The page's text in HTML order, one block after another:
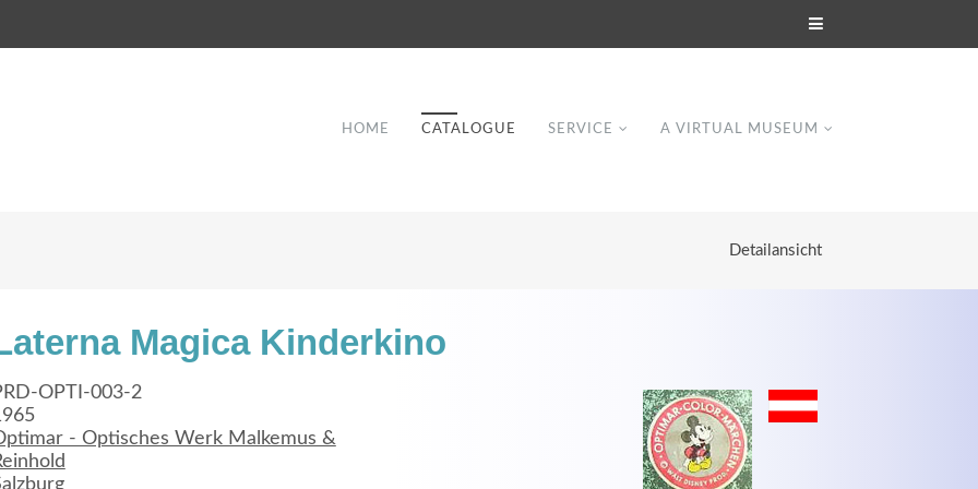
HOME CATALOGUE SERVICE A VIRTUAL MUSEUM
Detailansicht
Magica Kinderkino
OPTI-003-2
- Optisches Werk Malkemus &
adipiscing elit. Aenean commodo ligula eget
Lorem ipsum dolor sit amet, consectetuer
adipiscing elit. Aenean commodo ligula eget
dolor.